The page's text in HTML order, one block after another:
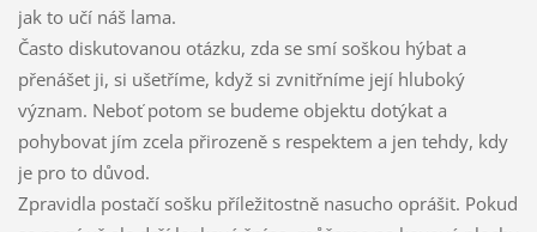
jak to učí náš lama.
Často diskutovanou otázku, zda se smí soškou hýbat a
přenášet ji, si ušetříme, když si zvnitřníme její hluboký
význam. Neboť potom se budeme objektu dotýkat a
pohybovat jím zcela přirozeně s respektem a jen tehdy, kdy
je pro to důvod.
Zpravidla postačí sošku příležitostně nasucho oprášit. Pokud